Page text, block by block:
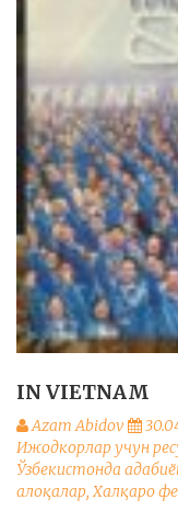
IN VIETNAM
Azam Abidov
Ижодкорлар учун
Ўзбекистонда
алоқалар,Халқаро